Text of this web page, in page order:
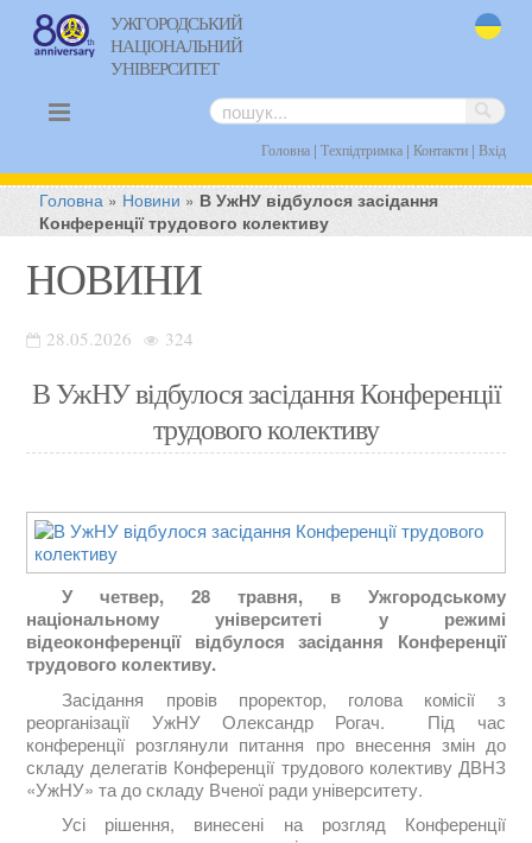
УЖГОРОДСЬКИЙ
НАЦІОНАЛЬНИЙ
УНІВЕРСИТЕТ
Головна| Техпідтримка| Контакти| Вхід
Головна » Новини » В УжНУ відбулося засідання
Конференції трудового колективу
НОВИНИ
28.05.2026 324
В УжНУ відбулося засідання Конференції
трудового колективу
У четвер, 28 травня, в Ужгородському
національному університеті у режимі
відеоконференції відбулося засідання Конференції
трудового колективу.
Засідання провів проректор, голова комісії з
реорганізації УжНУ Олександр Рогач. Під час
конференції розглянули питання про внесення змін до
складу делегатів Конференції трудового колективу ДВНЗ
«УжНУ» та до складу Вченої ради університету.
Усі рішення, винесені на розгляд Конференції